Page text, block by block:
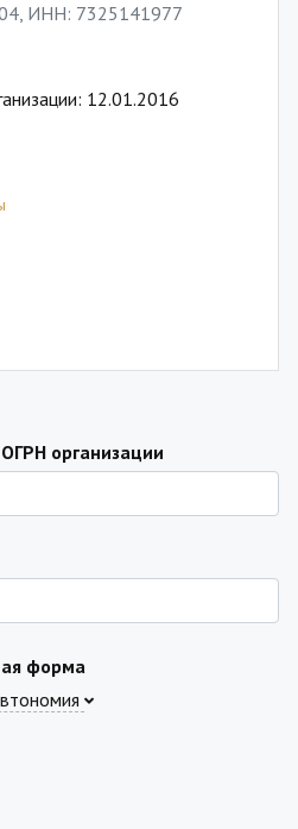
ИНН: 7325141977
12.01.2016
организации
форма